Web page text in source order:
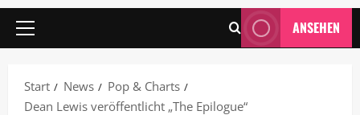
ANSEHEN
Start News
Pop & Charts
Dean Lewis veröffentlicht „The Epilogue“